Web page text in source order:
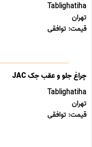
Tablighatiha
تهران
قیمت: توافقی
چراغ جلو و عقب جک JAC
Tablighatiha
تهران
قیمت: توافقی